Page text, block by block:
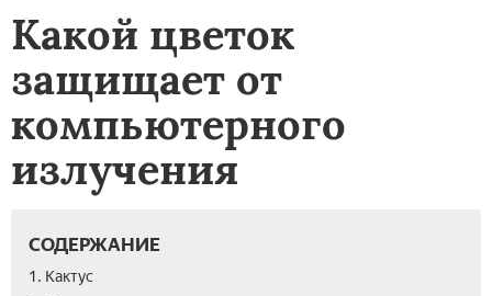
Какой цветок
защищает от
компьютерного
излучения
СОДЕРЖАНИЕ
1. Кактус